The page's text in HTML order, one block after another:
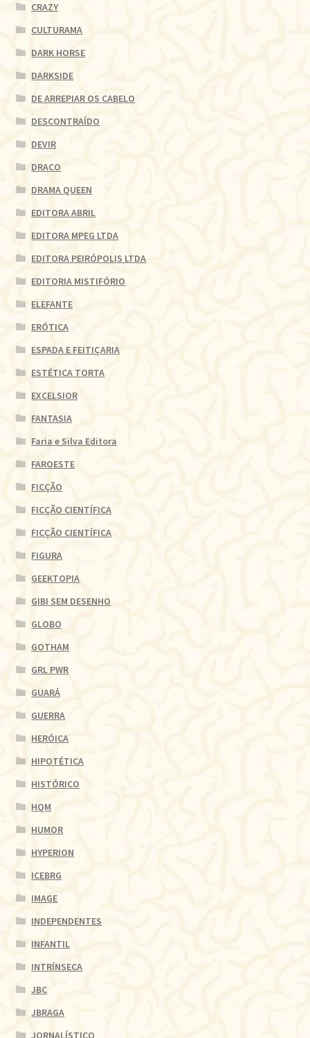
CRAZY
CULTURAMA
DARK HORSE
DARKSIDE
DE ARREPIAR OS CABELO
DESCONTRAÍDO
DEVIR
DRACO
DRAMA QUEEN
EDITORA ABRIL
EDITORA MPEG LTDA
EDITORA PEIRÓPOLIS LTDA
EDITORIA MISTIFÓRIO
ELEFANTE
ERÓTICA
ESPADA E FEITIÇARIA
ESTÉTICA TORTA
EXCELSIOR
FANTASIA
Faria e Silva Editora
FAROESTE
FICÇÃO
FICÇÃO CIENTÍFICA
FICÇÃO CIENTÍFICA
FIGURA
GEEKTOPIA
GIBI SEM DESENHO
GLOBO
GOTHAM
GRL PWR
GUARÁ
GUERRA
HERÓICA
HIPOTÉTICA
HISTÓRICO
HQM
HUMOR
HYPERION
ICEBRG
IMAGE
INDEPENDENTES
INFANTIL
INTRÍNSECA
JBC
JBRAGA
JORNALÍSTICO